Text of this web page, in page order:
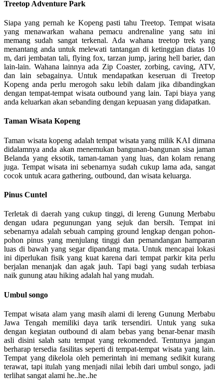
Treetop Adventure Park
Siapa yang pernah ke Kopeng pasti tahu Treetop. Tempat wisata
yang menawarkan wahana pemacu andrenaline yang satu ini
memang sudah sangat terkenal. Ada wahana treetop trek yang
menantang anda untuk melewati tantangan di ketinggian diatas 10
m, dari jembatan tali, flying fox, tarzan jump, jaring hell barier, dan
lain-lain. Wahana lainnya ada Zip Coaster, zorbing, caving, ATV,
dan lain sebagainya. Untuk mendapatkan keseruan di Treetop
Kopeng anda perlu merogoh saku lebih dalam jika dibandingkan
dengan tempat-tempat wisata outbound yang lain. Tapi biaya yang
anda keluarkan akan sebanding dengan kepuasan yang didapatkan.
Taman Wisata Kopeng
Taman wisata kopeng adalah tempat wisata yang milik KAI dimana
didalamnya anda akan menemukan bangunan-bangunan sisa jaman
Belanda yang eksotik, taman-taman yang luas, dan kolam renang
juga. Tempat wisata ini sebenarnya sudah cukup lama ada, sangat
cocok untuk acara gathering, outbound, dan wisata keluarga.
Pinus Cuntel
Terletak di daerah yang cukup tinggi, di lereng Gunung Merbabu
dengan udara pegunungan yang sejuk dan bersih. Tempat ini
sebenarnya adalah sebuah camping ground lengkap dengan pohon-
pohon pinus yang menjulang tinggi dan pemandangan hamparan
luas di bawah yang segar dipandang mata. Untuk mencapai lokasi
ini diperlukan fisik yang kuat karena dari tempat parkir kita perlu
berjalan menanjak dan agak jauh. Tapi bagi yang sudah terbiasa
naik gunung atau hiking adalah hal yang mudah.
Umbul songo
Tempat wisata alam yang masih alami di lereng Gunung Merbabu
Jawa Tengah memiliki daya tarik tersendiri. Untuk yang suka
dengan kegiatan outbound di alam bebas yang benar-benar masih
asli disini salah satu tempat yang rekomended. Tentunya jangan
berharap tersedia fasilitas seperti di tempat-tempat wisata yang lain.
Tempat yang dikelola oleh pemerintah ini memang sedikit kurang
terawat, tapi itulah yang menjadi nilai lebih dari umbul songo, jadi
terlihat sangat alami he..he..he